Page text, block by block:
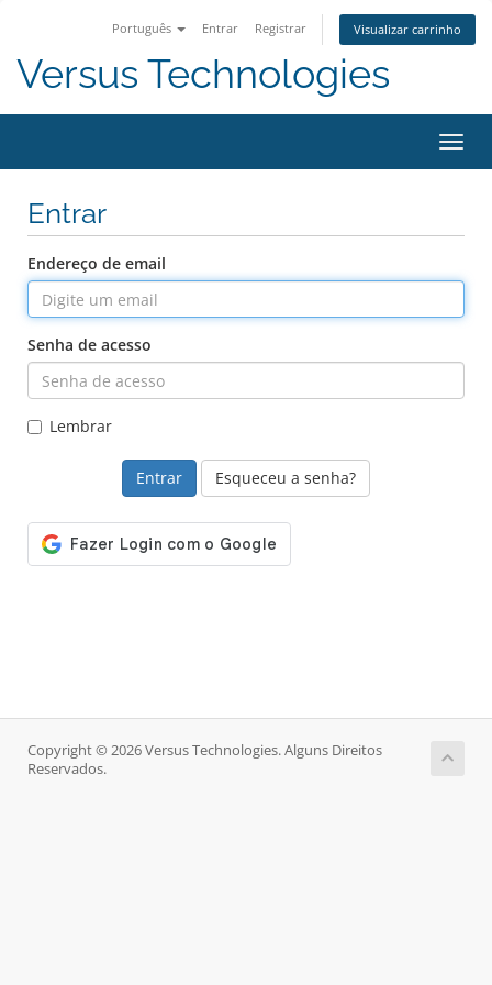
Português Entrar Registrar Visualizar carrinho
Versus Technologies
Entrar
Endereço de email
Senha de acesso
Lembrar
Esqueceu a senha?
Copyright © 2026 Versus Technologies. Alguns Direitos
Reservados.